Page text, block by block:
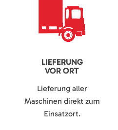
LIEFERUNG
VOR ORT
Lieferung aller
Maschinen direkt zum
Einsatzort.